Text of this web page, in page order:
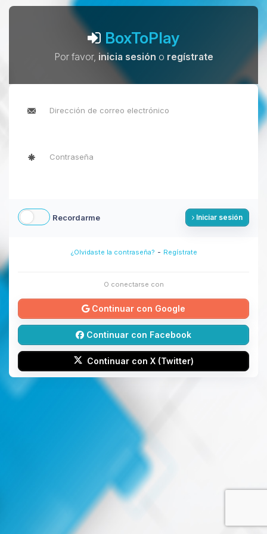
BoxToPlay
Por favor, inicia sesión o regístrate
Recordarme Iniciar sesión
¿Olvidaste la contraseña? - Regístrate
O conectarse con
Continuar con Google
Continuar con Facebook
Continuar con X (Twitter)